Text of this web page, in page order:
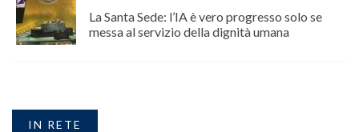
La Santa Sede: l’IA è vero progresso solo se
messa al servizio della dignità umana
IN RETE